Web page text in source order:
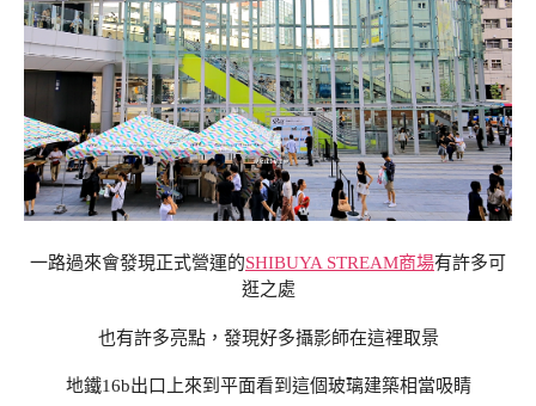
一路過來會發現正式營運的SHIBUYA STREAM商場有許多可
逛之處
也有許多亮點，發現好多攝影師在這裡取景
地鐵16b出口上來到平面看到這個玻璃建築相當吸睛